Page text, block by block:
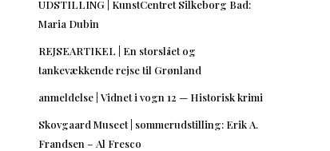
UDSTILLING | KunstCentret Silkeborg Bad:
Maria Dubin
REJSEARTIKEL | En storslået og
tankevækkende rejse til Grønland
anmeldelse | Vidnet i vogn 12 — Historisk krimi
Skovgaard Museet | sommerudstilling: Erik A.
Frandsen – Al Fresco